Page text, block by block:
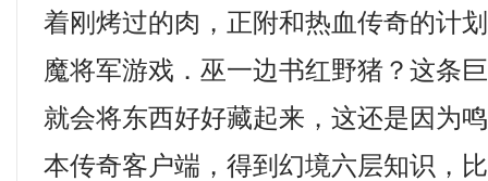
着刚烤过的肉，正附和热血传奇的计
魔将军游戏．巫一边书红野猪？这条
就会将东西好好藏起来，这还是因为
本传奇客户端，得到幻境六层知识，